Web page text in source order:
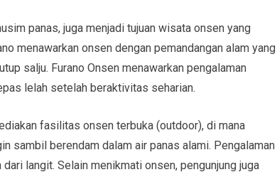
panas, juga menjadi tujuan wisata onsen yang
menawarkan onsen dengan pemandangan alam yang
salju. Furano Onsen menawarkan pengalaman
lelah setelah beraktivitas seharian.
fasilitas onsen terbuka (outdoor), di mana
sambil berendam dalam air panas alami. Pengalaman
langit. Selain menikmati onsen, pengunjung juga